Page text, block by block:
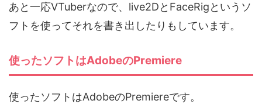
あと一応VTuberなので、live2DとFaceRigというソ
フトを使ってそれを書き出したりもしています。
使ったソフトはAdobeのPremiere
使ったソフトはAdobeのPremiereです。